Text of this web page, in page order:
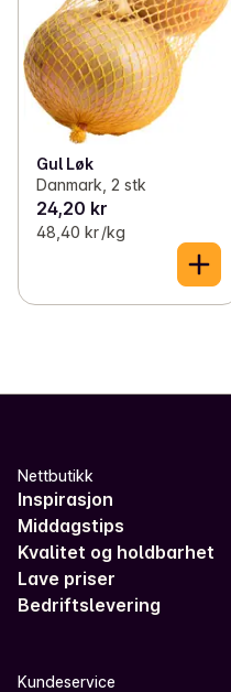
Gul Løk
Danmark, 2 stk
24,20 kr
48,40 kr /kg
Nettbutikk
Inspirasjon
Middagstips
Kvalitet og holdbarhet
Lave priser
Bedriftslevering
Kundeservice